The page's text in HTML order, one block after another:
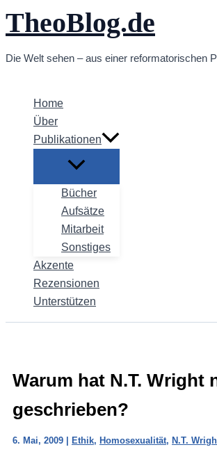
Zum
Inhalt
TheoBlog.de
Die Welt sehen – aus einer reformatorischen
Home
Über
Publikationen
Bücher
Aufsätze
Mitarbeit
Sonstiges
Akzente
Rezensionen
Unterstützen
Warum hat N.T.
geschrieben?
6. Mai, 2009 | Ethik, Homosexualität, N.T.